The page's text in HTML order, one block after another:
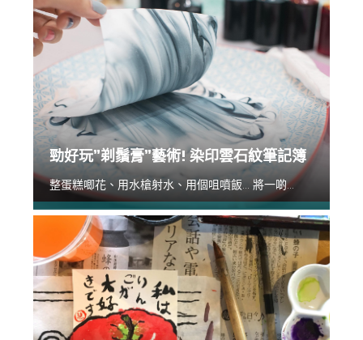
勁好玩”剃鬚膏”藝術! 染印雲石紋筆記簿
整蛋糕唧花、用水槍射水、用個咀噴飯... 將一啲...